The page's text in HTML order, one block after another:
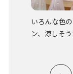
いろんな色
ン、涼しそ